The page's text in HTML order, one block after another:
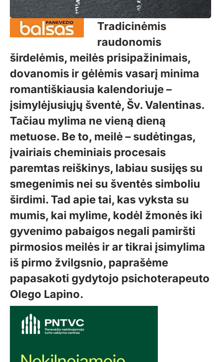
Tradicinėmis
raudonomis
širdelėmis, meilės prisipažinimais,
dovanomis ir gėlėmis vasarį minima
romantiškiausia kalendoriuje –
įsimylėjusiųjų šventė, Šv. Valentinas.
Tačiau mylima ne vieną dieną
metuose. Be to, meilė – sudėtingas,
įvairiais cheminiais procesais
paremtas reiškinys, labiau susijęs su
smegenimis nei su šventės simboliu
širdimi. Tad apie tai, kas vyksta su
mumis, kai mylime, kodėl žmonės iki
gyvenimo pabaigos negali pamiršti
pirmosios meilės ir ar tikrai įsimylima
iš pirmo žvilgsnio, paprašėme
papasakoti gydytojo psichoterapeuto
Olego Lapino.